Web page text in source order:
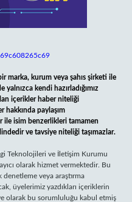
marka, kurum veya şahıs şirketi ile
kendi hazırladığımız
içerikler haber niteliği
hakkında paylaşım
ile isim benzerlikleri tamamen
ve tavsiye niteliği taşımazlar.
Teknolojileri ve İletişim Kurumu
olarak hizmet vermektedir. Bu
veya araştırma
üyelerimiz yazdıkları içeriklerin
olarak bu sorumluluğu kabul etmiş